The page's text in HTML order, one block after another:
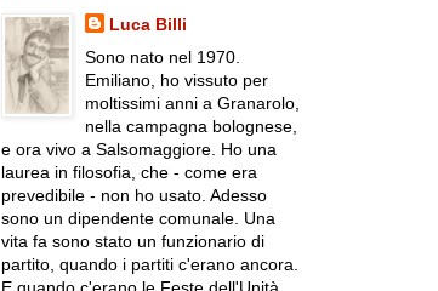
Luca Billi
Sono nato nel 1970.
Emiliano, ho vissuto per
moltissimi anni a Granarolo,
nella campagna bolognese,
e ora vivo a Salsomaggiore. Ho una
laurea in filosofia, che - come era
prevedibile - non ho usato. Adesso
sono un dipendente comunale. Una
vita fa sono stato un funzionario di
partito, quando i partiti c'erano ancora.